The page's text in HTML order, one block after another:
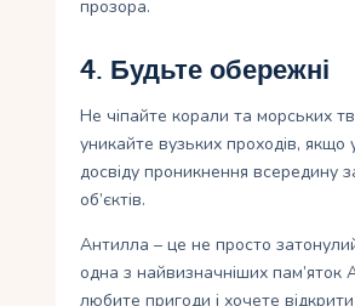
прозора.
4. Будьте обережні
Не чіпайте корали та морських
уникайте вузьких проходів, якщо
досвіду проникнення всередину
об’єктів.
Антилла – це не просто
одна з найвизначніших пам’яток
любите пригоди і хочете